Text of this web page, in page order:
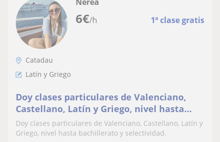
6€/h 1ª clase gratis
Catadau
Latín y Griego
Doy clases particulares de Valenciano,
Castellano, Latín y Griego, nivel hasta
bachillerato y selectividad
Doy clases particulares de Valenciano, Castellano, Latín y
Griego, nivel hasta bachillerato y selectividad.